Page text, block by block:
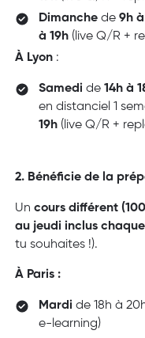
Dimanche de 9h à
à 19h(live Q/R +
À Lyon :
Samedi de 14h à
en distanciel 1
19h(live Q/R +
2. Bénéficie de la
Uncours différent
au jeudi inclus
tu souhaites !).
À Paris :
Mardi de 18h à
e-learning)